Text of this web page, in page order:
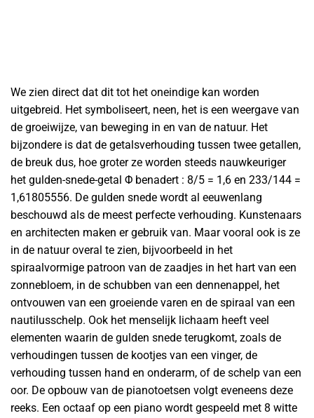
We zien direct dat dit tot het oneindige kan worden
uitgebreid. Het symboliseert, neen, het is een weergave van
de groeiwijze, van beweging in en van de natuur. Het
bijzondere is dat de getalsverhouding tussen twee getallen,
de breuk dus, hoe groter ze worden steeds nauwkeuriger
het gulden-snede-getal Φ benadert : 8/5 = 1,6 en 233/144 =
1,61805556. De gulden snede wordt al eeuwenlang
beschouwd als de meest perfecte verhouding. Kunstenaars
en architecten maken er gebruik van. Maar vooral ook is ze
in de natuur overal te zien, bijvoorbeeld in het
spiraalvormige patroon van de zaadjes in het hart van een
zonnebloem, in de schubben van een dennenappel, het
ontvouwen van een groeiende varen en de spiraal van een
nautilusschelp. Ook het menselijk lichaam heeft veel
elementen waarin de gulden snede terugkomt, zoals de
verhoudingen tussen de kootjes van een vinger, de
verhouding tussen hand en onderarm, of de schelp van een
oor. De opbouw van de pianotoetsen volgt eveneens deze
reeks. Een octaaf op een piano wordt gespeeld met 8 witte